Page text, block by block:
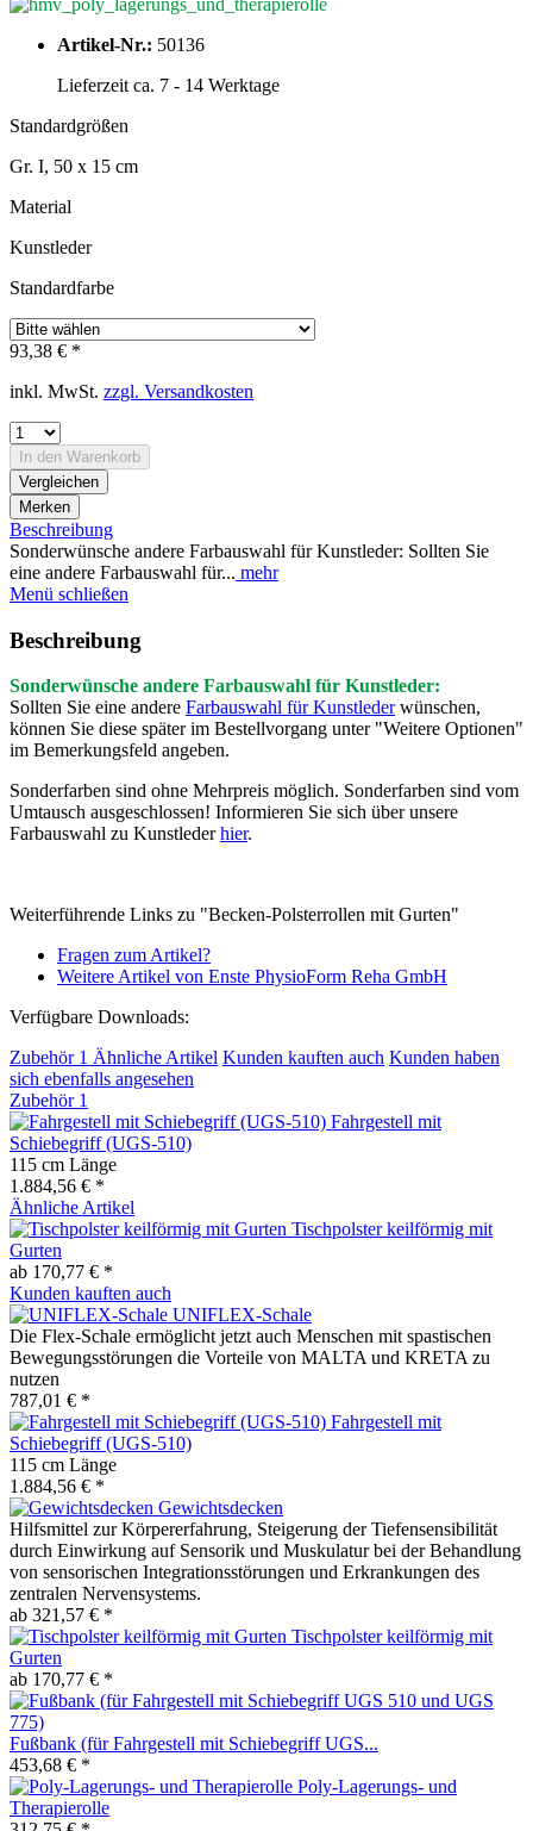
Artikel-Nr.: 50136
Lieferzeit ca. 7 - 14 Werktage
Standardgrößen
Gr. I, 50 x 15 cm
Material
Kunstleder
Standardfarbe
93,38 € *
inkl. MwSt. zzgl. Versandkosten
In den Warenkorb
Vergleichen
Merken
Beschreibung
Sonderwünsche andere Farbauswahl für Kunstleder: Sollten Sie
eine andere Farbauswahl für... mehr
Menü schließen
Beschreibung
Sonderwünsche andere Farbauswahl für Kunstleder:
Sollten Sie eine andere Farbauswahl für Kunstlederwünschen,
können Sie diese später im Bestellvorgang unter "Weitere Optionen"
im Bemerkungsfeld angeben.
Sonderfarben sind ohne Mehrpreis möglich. Sonderfarben sind vom
Umtausch ausgeschlossen! Informieren Sie sich über unsere
Farbauswahl zu Kunstlederhier.
Weiterführende Links zu "Becken-Polsterrollen mit Gurten"
Fragen zum Artikel?
Weitere Artikel von Enste PhysioForm Reha GmbH
Verfügbare Downloads:
Zubehör 1 Ähnliche Artikel Kunden kauften auch Kunden haben
sich ebenfalls angesehen
Zubehör 1
Fahrgestell mit
Schiebegriff (UGS-510)
115 cm Länge
1.884,56 € *
Ähnliche Artikel
Tischpolster keilförmig mit
Gurten
ab 170,77 € *
Kunden kauften auch
UNIFLEX-Schale
Die Flex-Schale ermöglicht jetzt auch Menschen mit spastischen
Bewegungsstörungen die Vorteile von MALTA und KRETA zu
nutzen
787,01 € *
Fahrgestell mit
Schiebegriff (UGS-510)
115 cm Länge
1.884,56 € *
Gewichtsdecken
Hilfsmittel zur Körpererfahrung, Steigerung der Tiefensensibilität
durch Einwirkung auf Sensorik und Muskulatur bei der Behandlung
von sensorischen Integrationsstörungen und Erkrankungen des
zentralen Nervensystems.
ab 321,57 € *
Tischpolster keilförmig mit
Gurten
ab 170,77 € *
Fußbank (für Fahrgestell mit Schiebegriff UGS...
453,68 € *
Poly-Lagerungs- und
Therapierolle